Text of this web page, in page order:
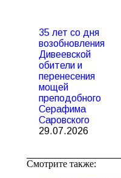
35 лет со дня
возобновления
Дивеевской
обители и
перенесения
мощей
преподобного
Серафима
Саровского
29.07.2026
Смотрите также: